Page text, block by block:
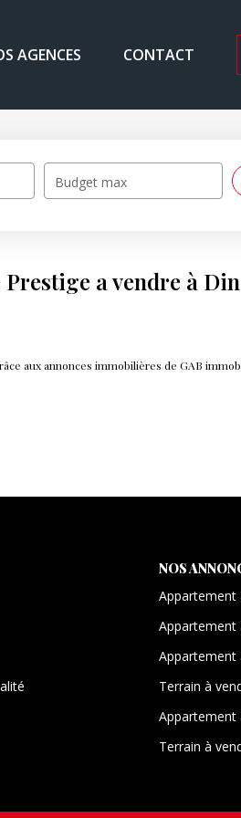
AGENCES CONTACT
Budget max
a vendre à
aux annonces immobilières de GAB
NOS
Appartement
Appartement
Appartement
Terrain à
Appartement
Terrain à